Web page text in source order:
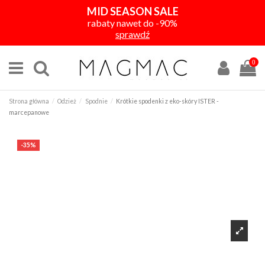
MID SEASON SALE
rabaty nawet do -90%
sprawdź
0
Strona główna Odzież Spodnie
Krótkie spodenki z eko-skóry ISTER -
marcepanowe
-35%